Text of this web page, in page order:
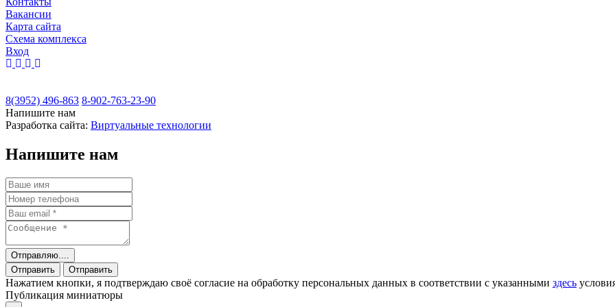
Вакансии
Карта сайта
Cхема комплекса
Вход
8(3952) 496-863 8-902-763-23-90
Напишите нам
Разработка сайта: Виртуальные технологии
Напишите нам
Отправляю....
Отправить
Отправить
Нажатием кнопки, я подтверждаю своё согласие на обработку персональных данных в соответствии с указанными здесь
Публикация миниатюры